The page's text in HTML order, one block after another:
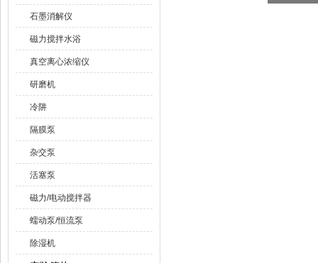
石墨消解仪
磁力搅拌水浴
真空离心浓缩仪
研磨机
冷阱
隔膜泵
杂交泵
活塞泵
磁力/电动搅拌器
蠕动泵/恒流泵
除湿机